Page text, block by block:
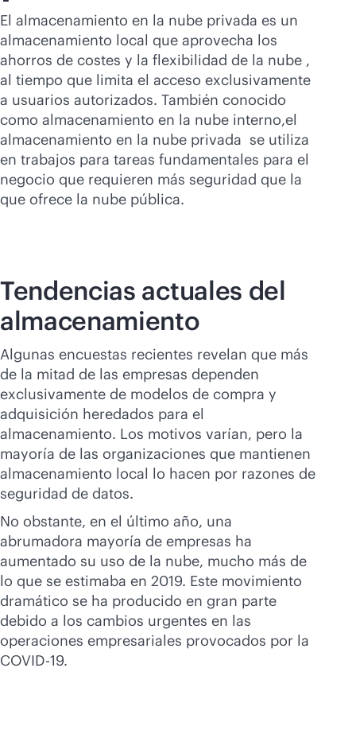
El almacenamiento en la nube privada es un
almacenamiento local que aprovecha los
ahorros de costes y la flexibilidad de la nube ,
al tiempo que limita el acceso exclusivamente
a usuarios autorizados. También conocido
como almacenamiento en la nube interno,el
almacenamiento en la nube privada se utiliza
en trabajos para tareas fundamentales para el
negocio que requieren más seguridad que la
que ofrece la nube pública.
Tendencias actuales del
almacenamiento
Algunas encuestas recientes revelan que más
de la mitad de las empresas dependen
exclusivamente de modelos de compra y
adquisición heredados para el
almacenamiento. Los motivos varían, pero la
mayoría de las organizaciones que mantienen
almacenamiento local lo hacen por razones de
seguridad de datos.
No obstante, en el último año, una
abrumadora mayoría de empresas ha
aumentado su uso de la nube, mucho más de
lo que se estimaba en 2019. Este movimiento
dramático se ha producido en gran parte
debido a los cambios urgentes en las
operaciones empresariales provocados por la
COVID-19.